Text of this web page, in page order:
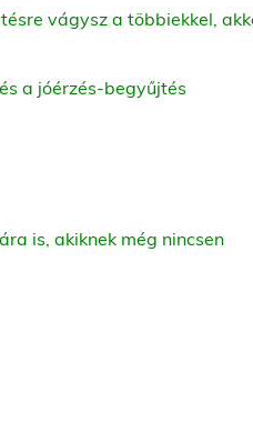
vágysz a többiekkel,
a jóérzés-begyűjtés
is, akiknek még nincsen